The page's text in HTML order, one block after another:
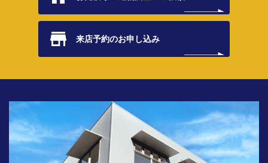
来店予約のお申し込み